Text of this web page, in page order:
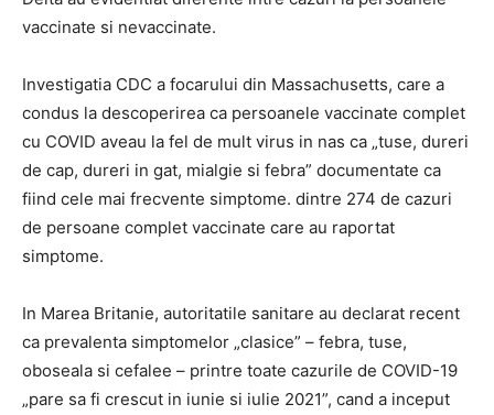
vaccinate si nevaccinate.
Investigatia CDC a focarului din Massachusetts, care a
condus la descoperirea ca persoanele vaccinate complet
cu COVID aveau la fel de mult virus in nas ca „tuse, dureri
de cap, dureri in gat, mialgie si febra” documentate ca
fiind cele mai frecvente simptome. dintre 274 de cazuri
de persoane complet vaccinate care au raportat
simptome.
In Marea Britanie, autoritatile sanitare au declarat recent
ca prevalenta simptomelor „clasice” – febra, tuse,
oboseala si cefalee – printre toate cazurile de COVID-19
„pare sa fi crescut in iunie si iulie 2021”, cand a inceput